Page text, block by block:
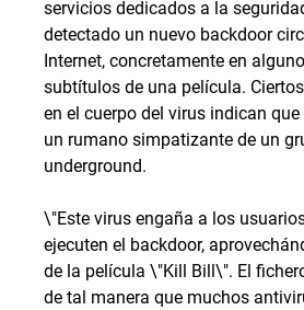
servicios dedicados a la
detectado un nuevo backdoor
Internet, concretamente en
subtítulos de una película.
en el cuerpo del virus indican
un rumano simpatizante de un
underground.
\"Este virus engaña a los
ejecuten el backdoor,
de la película \"Kill Bill\". El
de tal manera que muchos